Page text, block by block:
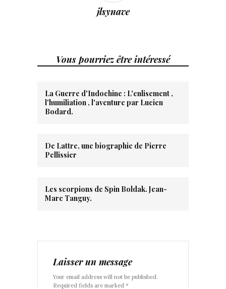
jlsynave
Vous pourriez être intéressé
La Guerre d'Indochine : L'enlisement ,
l'humiliation , l'aventure par Lucien
Bodard.
De Lattre, une biographie de Pierre
Pellissier
Les scorpions de Spin Boldak. Jean-
Marc Tanguy.
Laisser un message
Your email address will not be published.
Required fields are marked *